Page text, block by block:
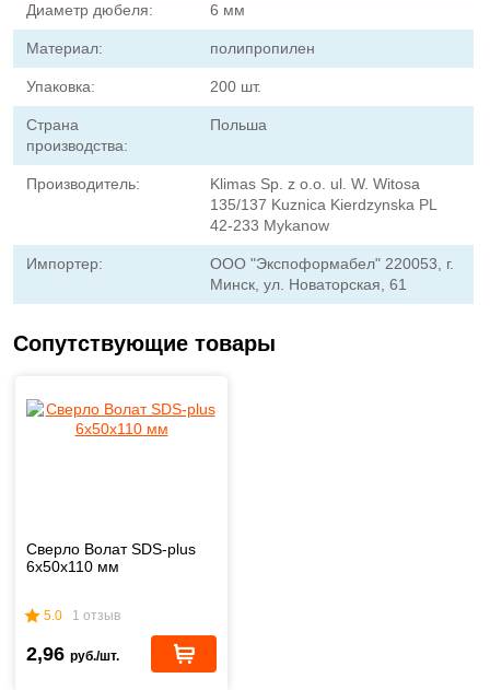
Диаметр дюбеля: 6 мм
Материал: полипропилен
Упаковка: 200 шт.
Страна
производства:
Польша
Производитель:
Klimas Sp. z o.o. ul. W. Witosa
135/137 Kuznica Kierdzynska PL
42-233 Mykanow
Импортер:
ООО "Экспоформабел" 220053, г.
Минск, ул. Новаторская, 61
Сопутствующие товары
Сверло Волат SDS-plus
6х50х110 мм
5.0 1 отзыв
2,96 руб./шт.